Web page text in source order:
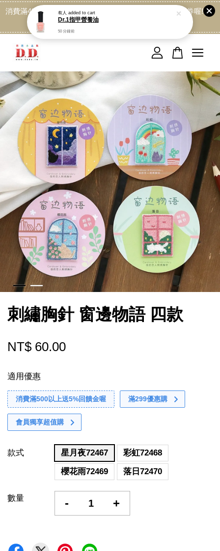
消費滿499免運喔, 記得加LINE:@dede168 領取專屬折扣券喔!
刺繡胸針 窗邊物語 四款
NT$ 60.00
適用優惠
消費滿500以上送5%回饋金喔 滿299優惠購
會員獨享超值購
款式 星月夜72467
彩虹72468
櫻花雨72469
落日72470
數量 - +
您的購物車目前還是空的。
繼續購物